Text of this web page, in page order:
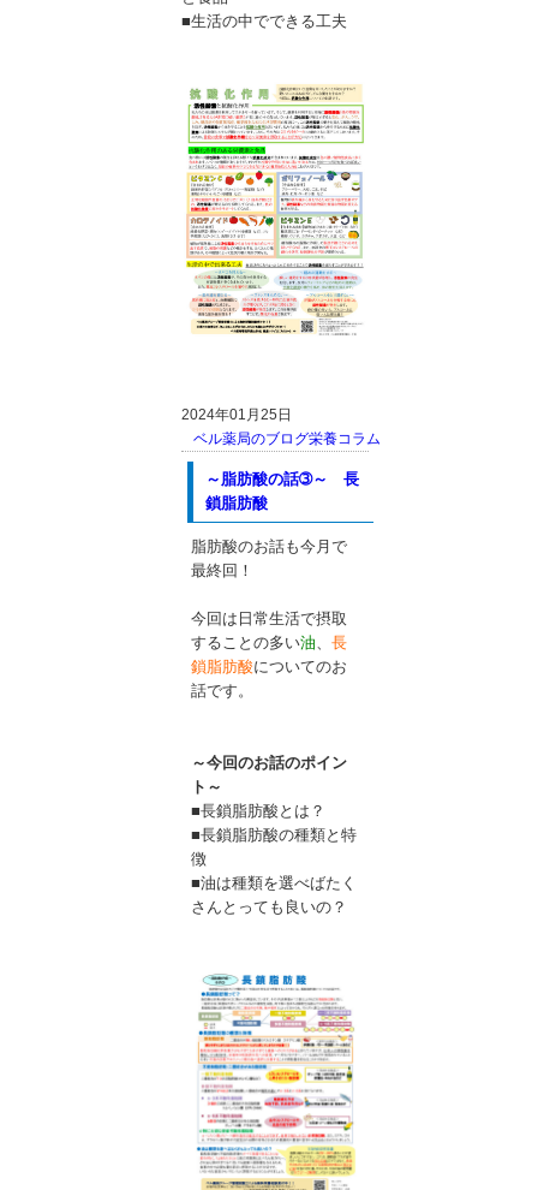
■生活の中でできる工夫
2024年01月25日
ベル薬局のブログ栄養コラム
～脂肪酸の話➂～ 長
鎖脂肪酸
脂肪酸のお話も今月で
最終回！
今回は日常生活で摂取
することの多い油
長
鎖脂肪酸についてのお
話です。
～今回のお話のポイン
ト～
■長鎖脂肪酸とは？
■長鎖脂肪酸の種類と特
徴
■油は種類を選べばたく
さんとっても良いの？